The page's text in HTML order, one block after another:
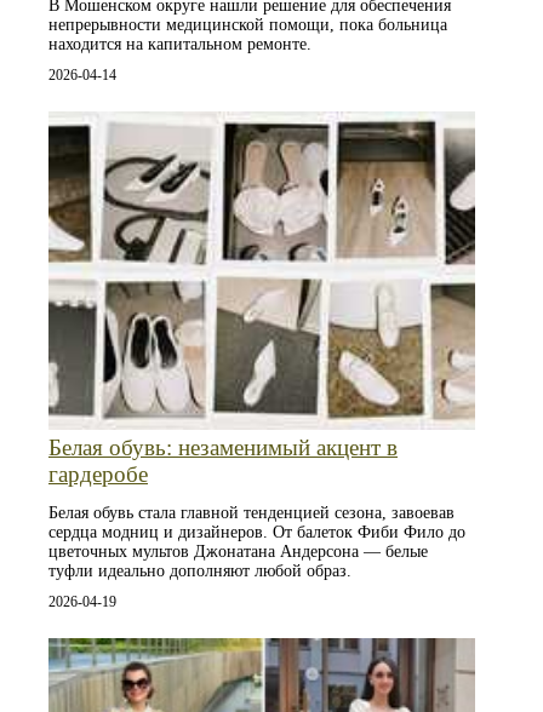
В Мошенском округе нашли решение для обеспечения
непрерывности медицинской помощи, пока больница
находится на капитальном ремонте.
2026-04-14
Белая обувь: незаменимый акцент в
гардеробе
Белая обувь стала главной тенденцией сезона, завоевав
сердца модниц и дизайнеров. От балеток Фиби Фило до
цветочных мультов Джонатана Андерсона — белые
туфли идеально дополняют любой образ.
2026-04-19